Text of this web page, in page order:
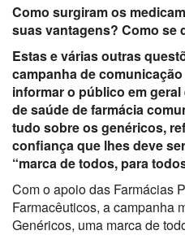
Como surgiram os
suas vantagens? Como se
Estas e várias outras
campanha de
informar o público em
de saúde de farmácia
tudo sobre os genéricos,
confiança que lhes deve
“marca de todos, para
Com o apoio das Farmácias
Farmacêuticos, a campanha
Genéricos, uma marca de